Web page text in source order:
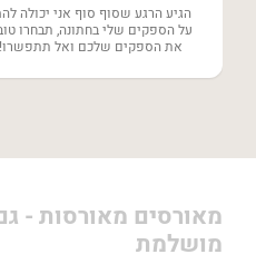
הגיע הרגע שסוף סוף אני יכולה
על הספקים שלי בחתונה, תבחרו
את הספקים שלכם ואל
מאורסים מאורסות -
מושלמת